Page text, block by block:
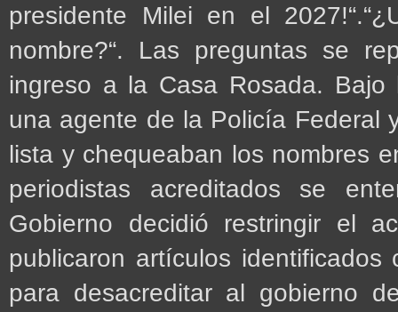
presidente Milei en el
nombre?“. Las preguntas se
ingreso a la Casa Rosada.
una agente de la Policía Federal
lista y chequeaban los nombres
periodistas acreditados se
Gobierno decidió restringir el
publicaron artículos
para desacreditar al gobierno